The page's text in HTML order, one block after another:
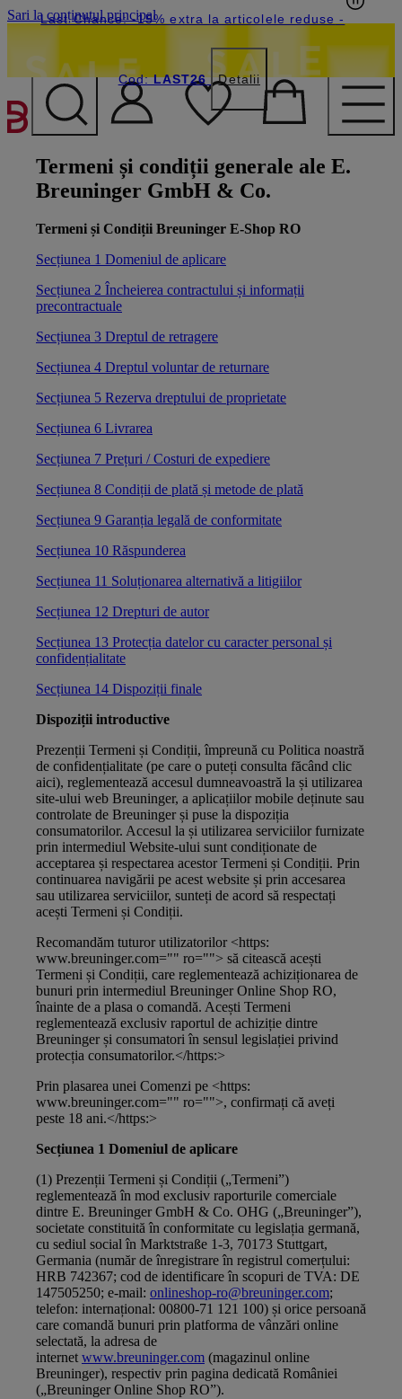
Sari la conținutul principal
Last Chance: -15% extra la articolele reduse -
Cod:LAST26 Detalii
Termeni și condiții generale ale E.
Breuninger GmbH & Co.
Termeni și Condiții Breuninger E-Shop RO
Secțiunea 1 Domeniul de aplicare
Secțiunea 2 Încheierea contractului și informații
precontractuale
Secțiunea 3 Dreptul de retragere
Secțiunea 4 Dreptul voluntar de returnare
Secțiunea 5 Rezerva dreptului de proprietate
Secțiunea 6 Livrarea
Secțiunea 7 Prețuri / Costuri de expediere
Secțiunea 8 Condiții de plată și metode de plată
Secțiunea 9 Garanția legală de conformitate
Secțiunea 10 Răspunderea
Secțiunea 11 Soluționarea alternativă a litigiilor
Secțiunea 12 Drepturi de autor
Secțiunea 13 Protecția datelor cu caracter personal și
confidențialitate
Secțiunea 14 Dispoziții finale
Dispoziții introductive
Prezenții Termeni și Condiții, împreună cu Politica noastră
de confidențialitate (pe care o puteți consulta făcând clic
aici), reglementează accesul dumneavoastră la și utilizarea
site-ului web Breuninger, a aplicațiilor mobile deținute sau
controlate de Breuninger și puse la dispoziția
consumatorilor. Accesul la și utilizarea serviciilor furnizate
prin intermediul Website-ului sunt condiționate de
acceptarea și respectarea acestor Termeni și Condiții. Prin
continuarea navigării pe acest website și prin accesarea
sau utilizarea serviciilor, sunteți de acord să respectați
acești Termeni și Condiții.
Recomandăm tuturor utilizatorilor <https:
www.breuninger.com="" ro=""> să citească acești
Termeni și Condiții, care reglementează achiziționarea de
bunuri prin intermediul Breuninger Online Shop RO,
înainte de a plasa o comandă. Acești Termeni
reglementează exclusiv raportul de achiziție dintre
Breuninger și consumatori în sensul legislației privind
protecția consumatorilor.</https:>
Prin plasarea unei Comenzi pe <https:
www.breuninger.com="" ro="">, confirmați că aveți
peste 18 ani.</https:>
Secțiunea 1 Domeniul de aplicare
(1) Prezenții Termeni și Condiții („Termeni”)
reglementează în mod exclusiv raporturile comerciale
dintre E. Breuninger GmbH & Co. OHG („Breuninger”),
societate constituită în conformitate cu legislația germană,
cu sediul social în Marktstraße 1‑3, 70173 Stuttgart,
Germania (număr de înregistrare în registrul comerțului:
HRB 742367; cod de identificare în scopuri de TVA: DE
147505250; e‑mail: onlineshop-ro@breuninger.com;
telefon: internațional: 00800‑71 121 100) și orice persoană
care comandă bunuri prin platforma de vânzări online
selectată, la adresa de
internet www.breuninger.com (magazinul online
Breuninger), respectiv prin pagina dedicată României
(„Breuninger Online Shop RO”).